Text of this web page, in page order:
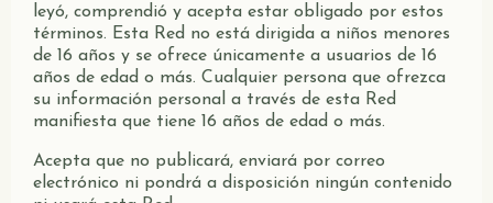
leyó, comprendió y acepta estar obligado por estos
términos. Esta Red no está dirigida a niños menores
de 16 años y se ofrece únicamente a usuarios de 16
años de edad o más. Cualquier persona que ofrezca
su información personal a través de esta Red
manifiesta que tiene 16 años de edad o más.
Acepta que no publicará, enviará por correo
electrónico ni pondrá a disposición ningún contenido